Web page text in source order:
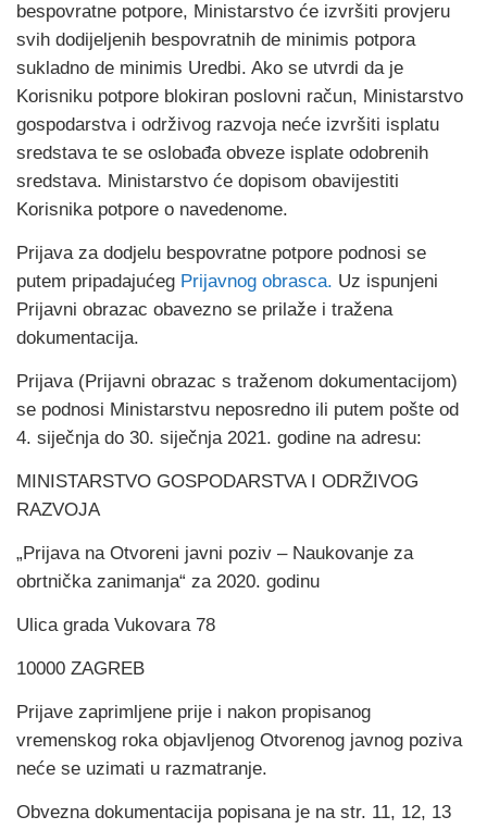
bespovratne potpore, Ministarstvo će izvršiti provjeru
svih dodijeljenih bespovratnih de minimis potpora
sukladno de minimis Uredbi. Ako se utvrdi da je
Korisniku potpore blokiran poslovni račun, Ministarstvo
gospodarstva i održivog razvoja neće izvršiti isplatu
sredstava te se oslobađa obveze isplate odobrenih
sredstava. Ministarstvo će dopisom obavijestiti
Korisnika potpore o navedenome.
Prijava za dodjelu bespovratne potpore podnosi se
putem pripadajućeg Prijavnog obrasca. Uz ispunjeni
Prijavni obrazac obavezno se prilaže i tražena
dokumentacija.
Prijava (Prijavni obrazac s traženom dokumentacijom)
se podnosi Ministarstvu neposredno ili putem pošte od
4. siječnja do 30. siječnja 2021. godine na adresu:
MINISTARSTVO GOSPODARSTVA I ODRŽIVOG
RAZVOJA
„Prijava na Otvoreni javni poziv – Naukovanje za
obrtnička zanimanja“ za 2020. godinu
Ulica grada Vukovara 78
10000 ZAGREB
Prijave zaprimljene prije i nakon propisanog
vremenskog roka objavljenog Otvorenog javnog poziva
neće se uzimati u razmatranje.
Obvezna dokumentacija popisana je na str. 11, 12, 13